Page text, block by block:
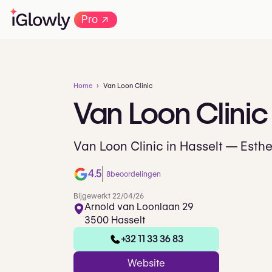
Pro→
Home Van Loon Clinic
Van Loon Clinic
Van Loon Clinic in Hasselt —
4.5 8beoordelingen
Bijgewerkt 22/04/26
Arnold van Loonlaan 29
3500 Hasselt
+32 11 33 36 83
Website